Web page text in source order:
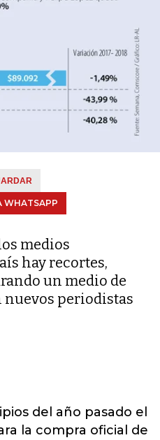
WHATSAPP
medios
hay recortes,
un medio de
periodistas
del año pasado el
la compra oficial de